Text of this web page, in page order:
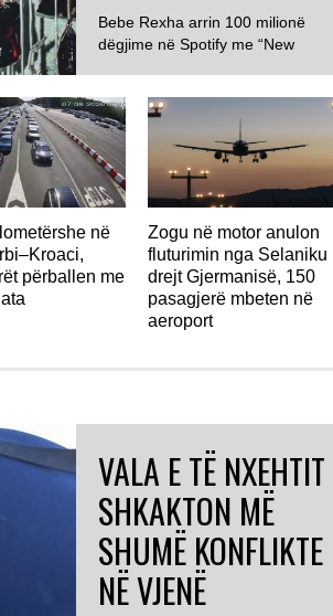
Bebe Rexha arrin 100 milionë
dëgjime në Spotify me “New
në
përballen me
Zogu në motor anulon
fluturimin nga Selaniku
drejt Gjermanisë, 150
pasagjerë mbeten në
aeroport
VALA E TË NXEHTIT
SHKAKTON MË
SHUMË KONFLIKTE
NË VJENË